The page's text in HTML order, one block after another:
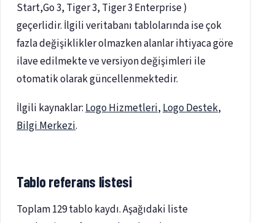
Start,Go 3, Tiger 3, Tiger 3 Enterprise )
geçerlidir. İlgili veritabanı tablolarında ise çok
fazla değişiklikler olmazken alanlar ihtiyaca göre
ilave edilmekte ve versiyon değişimleri ile
otomatik olarak güncellenmektedir.
İlgili kaynaklar:Logo Hizmetleri,Logo Destek,
Bilgi Merkezi.
Tablo referans listesi
Toplam 129 tablo kaydı. Aşağıdaki liste